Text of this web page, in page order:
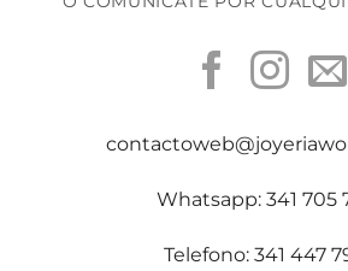
Whatsapp: 341 705
Telefono: 341 447